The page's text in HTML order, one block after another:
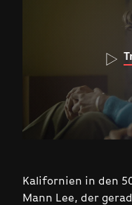
Kalifornien in den
Mann Lee, der